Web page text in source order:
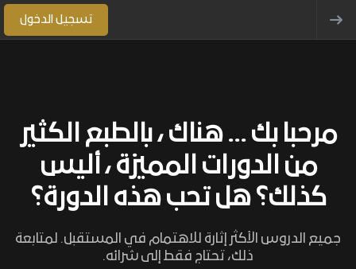
تسجيل الدخول
مرحبا بك ... هناك ، بالطبع الكثير
من الدورات المميزة ، أليس
كذلك؟ هل تحب هذه الدورة؟
جميع الدروس الأكثر إثارة للاهتمام في المستقبل. لمتابعة
ذلك، تحتاج فقط إلى شرائه.